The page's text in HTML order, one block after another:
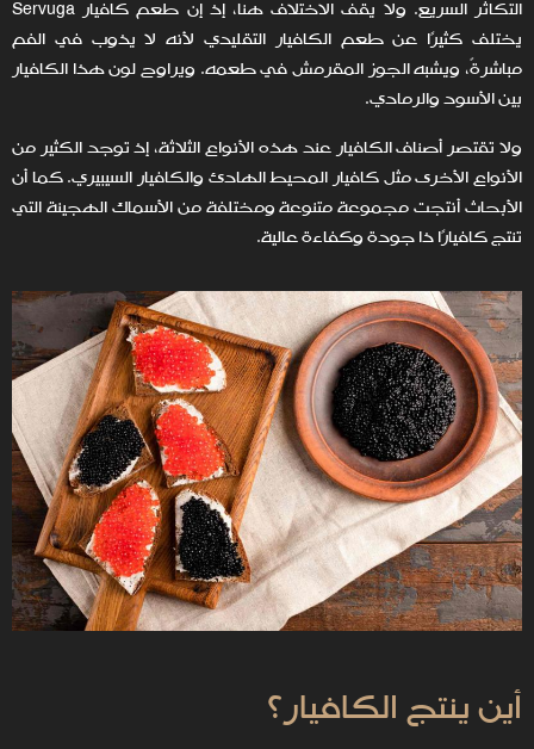
التكاثر السريع. ولا يقف الاختلاف هنا، إذ إن طعم كافيار Servuga
يختلف كثيرًا عن طعم الكافيار التقليدي لأنه لا يذوب في الفم
مباشرةً، ويشبه الجوز المقرمش في طعمه. ويراوح لون هذا الكافيار
بين الأسود والرمادي.
ولا تقتصر أصناف الكافيار عند هذه الأنواع الثلاثة، إذ توجد الكثير من
الأنواع الأخرى مثل كافيار المحيط الهادئ والكافيار السيبيري. كما أن
الأبحاث أنتجت مجموعة متنوعة ومختلفة من الأسماك الهجينة التي
تنتج كافيارًا ذا جودة وكفاءة عالية.
أين ينتج الكافيار؟